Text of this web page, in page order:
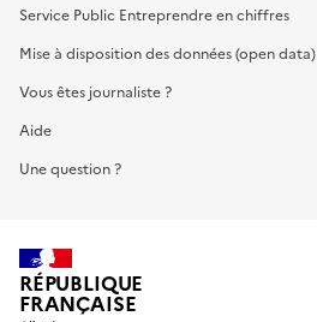
Service Public Entreprendre en chiffres
Mise à disposition des données (open data)
Vous êtes journaliste ?
Aide
Une question ?
RÉPUBLIQUE
FRANÇAISE